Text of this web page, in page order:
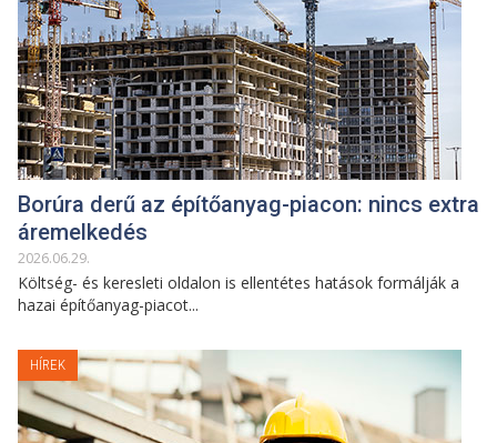
Borúra derű az építőanyag-piacon: nincs extra
áremelkedés
2026.06.29.
Költség- és keresleti oldalon is ellentétes hatások formálják a
hazai építőanyag-piacot...
HÍREK